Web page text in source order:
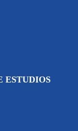
ESTUDIOS